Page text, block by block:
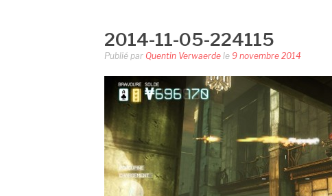
2014-11-05-224115
Publié par Quentin Verwaerde le 9 novembre 2014